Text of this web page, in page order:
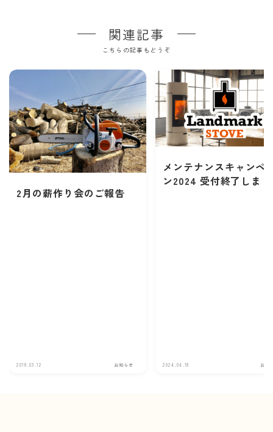
関連記事
こちらの記事もどうぞ
2月の薪作り会のご報告
2018.03.12 お知らせ
メンテナンスキャンペ
ン2024 受付終了しま
2024.04.18 お知